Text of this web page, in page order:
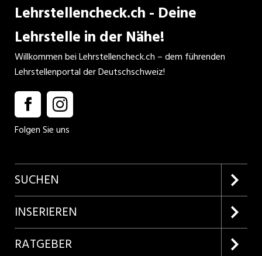
Lehrstellencheck.ch - Deine
Lehrstelle in der Nähe!
Willkommen bei Lehrstellencheck.ch – dem führenden
Lehrstellenportal der Deutschschweiz!
Folgen Sie uns
SUCHEN
Firmenprofile entdecken
Lehrstellen suchen
INSERIEREN
Kundenlogin
RATGEBER